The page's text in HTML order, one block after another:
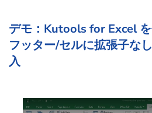
デモ：Kutools for Excel
フッター/セルに拡張子な
入